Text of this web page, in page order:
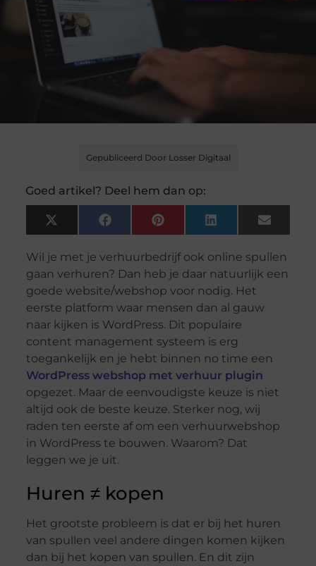
Gepubliceerd Door Losser Digitaal
Goed artikel? Deel hem dan op:
X
(Twitter)
FacebookPinterest LinkedIn Email
Wil je met je verhuurbedrijf ook online spullen
gaan verhuren? Dan heb je daar natuurlijk een
goede website/webshop voor nodig. Het
eerste platform waar mensen dan al gauw
naar kijken is WordPress. Dit populaire
content management systeem is erg
toegankelijk en je hebt binnen no time een
WordPress webshop met verhuur plugin
opgezet. Maar de eenvoudigste keuze is niet
altijd ook de beste keuze. Sterker nog, wij
raden ten eerste af om een verhuurwebshop
in WordPress te bouwen. Waarom? Dat
leggen we je uit.
Huren ≠ kopen
Het grootste probleem is dat er bij het huren
van spullen veel andere dingen komen kijken
dan bij het kopen van spullen. En dit zijn